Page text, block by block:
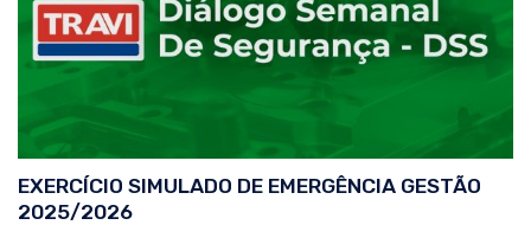
EXERCÍCIO SIMULADO DE EMERGÊNCIA GESTÃO
2025/2026